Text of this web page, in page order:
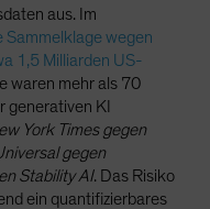
aus. Im
Sammelklage wegen
1,5 Milliarden US-
waren mehr als 70
generativen KI
York Times gegen
gegen
Stability AI. Das Risiko
ein quantifizierbares